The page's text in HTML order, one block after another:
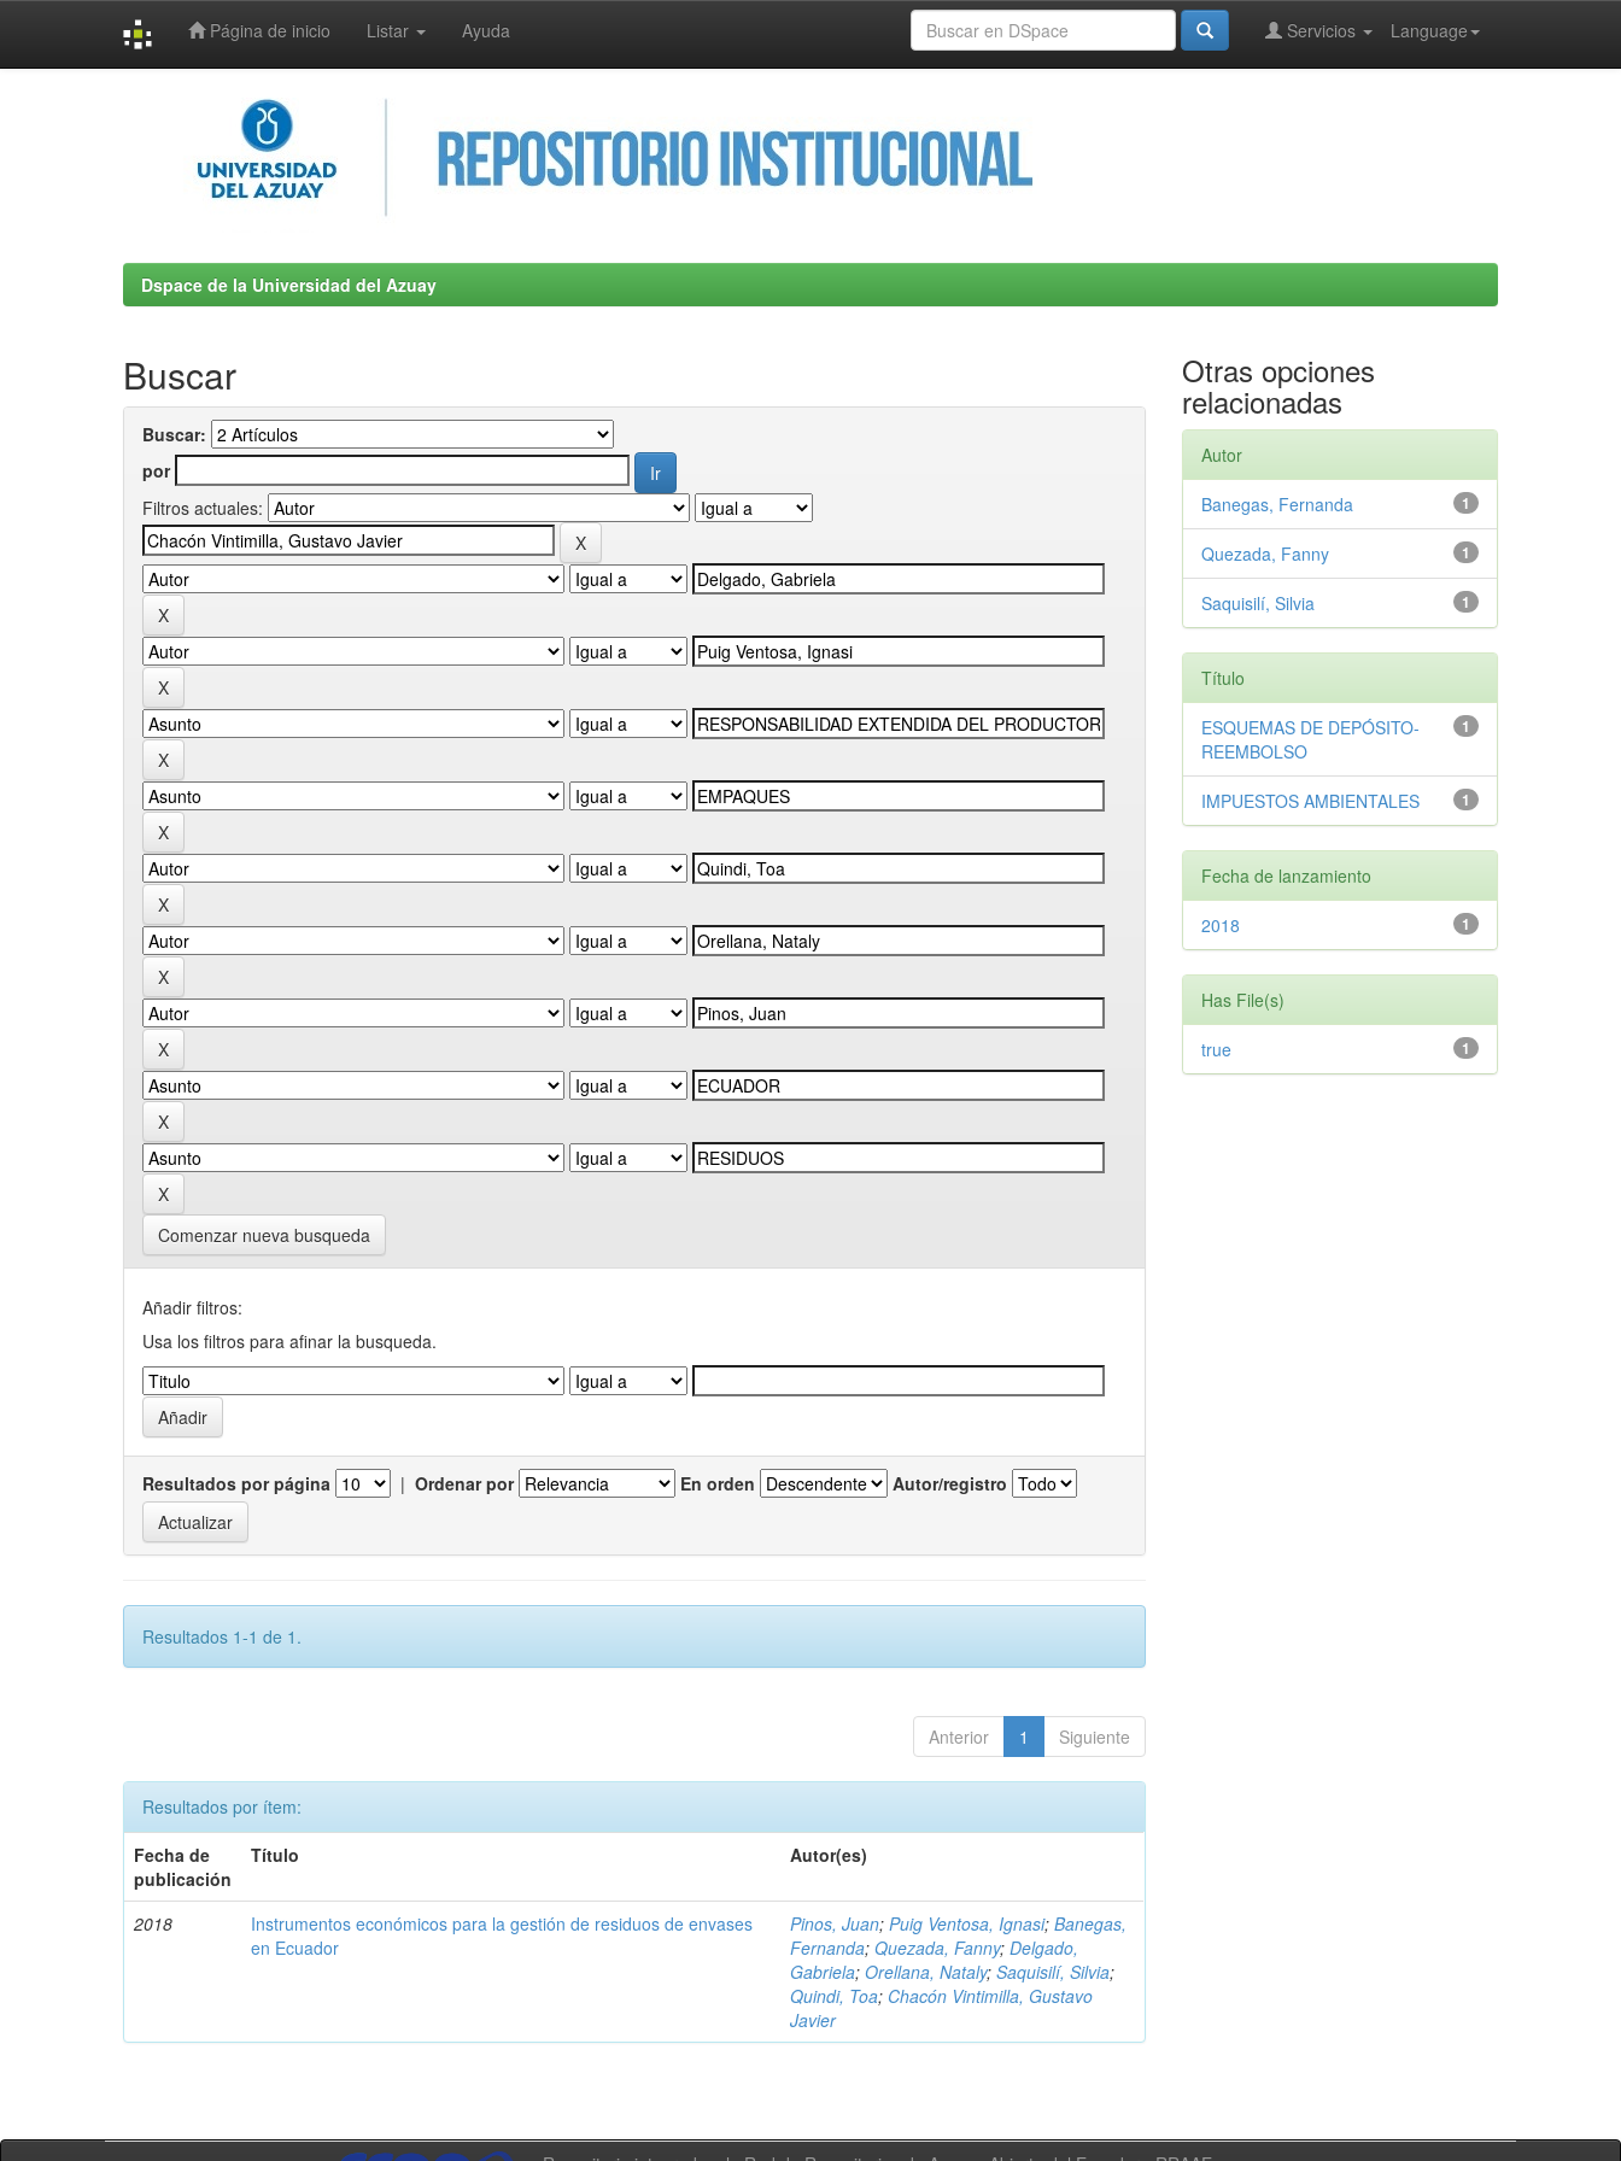
Página de inicio Listar Ayuda Language
Servicios
Dspace de la Universidad del Azuay
Buscar
Buscar:
por
Filtros actuales:
Comenzar nueva busqueda
Añadir filtros:
Usa los filtros para afinar la busqueda.
Resultados por página | Ordenar por En orden Autor/registro
Resultados 1-1 de 1.
Anterior 1 Siguiente
Resultados por ítem:
Fecha de
publicación
Título Autor(es)
2018
Instrumentos económicos para la gestión de residuos de envases
en Ecuador
Pinos, Juan;Puig Ventosa, Ignasi;Banegas,
Fernanda;Quezada, Fanny;Delgado,
Gabriela;Orellana, Nataly;Saquisilí, Silvia;
Quindi, Toa; Chacón Vintimilla, Gustavo
Javier
Otras opciones
relacionadas
Autor
1
Banegas, Fernanda
1
Quezada, Fanny
1
Saquisilí, Silvia
Título
1
ESQUEMAS DE DEPÓSITO-
REEMBOLSO
1
IMPUESTOS AMBIENTALES
Fecha de lanzamiento
1
2018
Has File(s)
1
true